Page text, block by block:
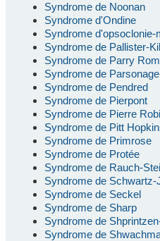
Syndrome de Noonan
Syndrome d'Ondine
Syndrome d'opsoclonie-
Syndrome de Pallister-
Syndrome de Parry
Syndrome de
Syndrome de Pendred
Syndrome de Pierpont
Syndrome de Pierre
Syndrome de Pitt
Syndrome de Primrose
Syndrome de Protée
Syndrome de Rauch-
Syndrome de Schwartz-
Syndrome de Seckel
Syndrome de Sharp
Syndrome de
Syndrome de